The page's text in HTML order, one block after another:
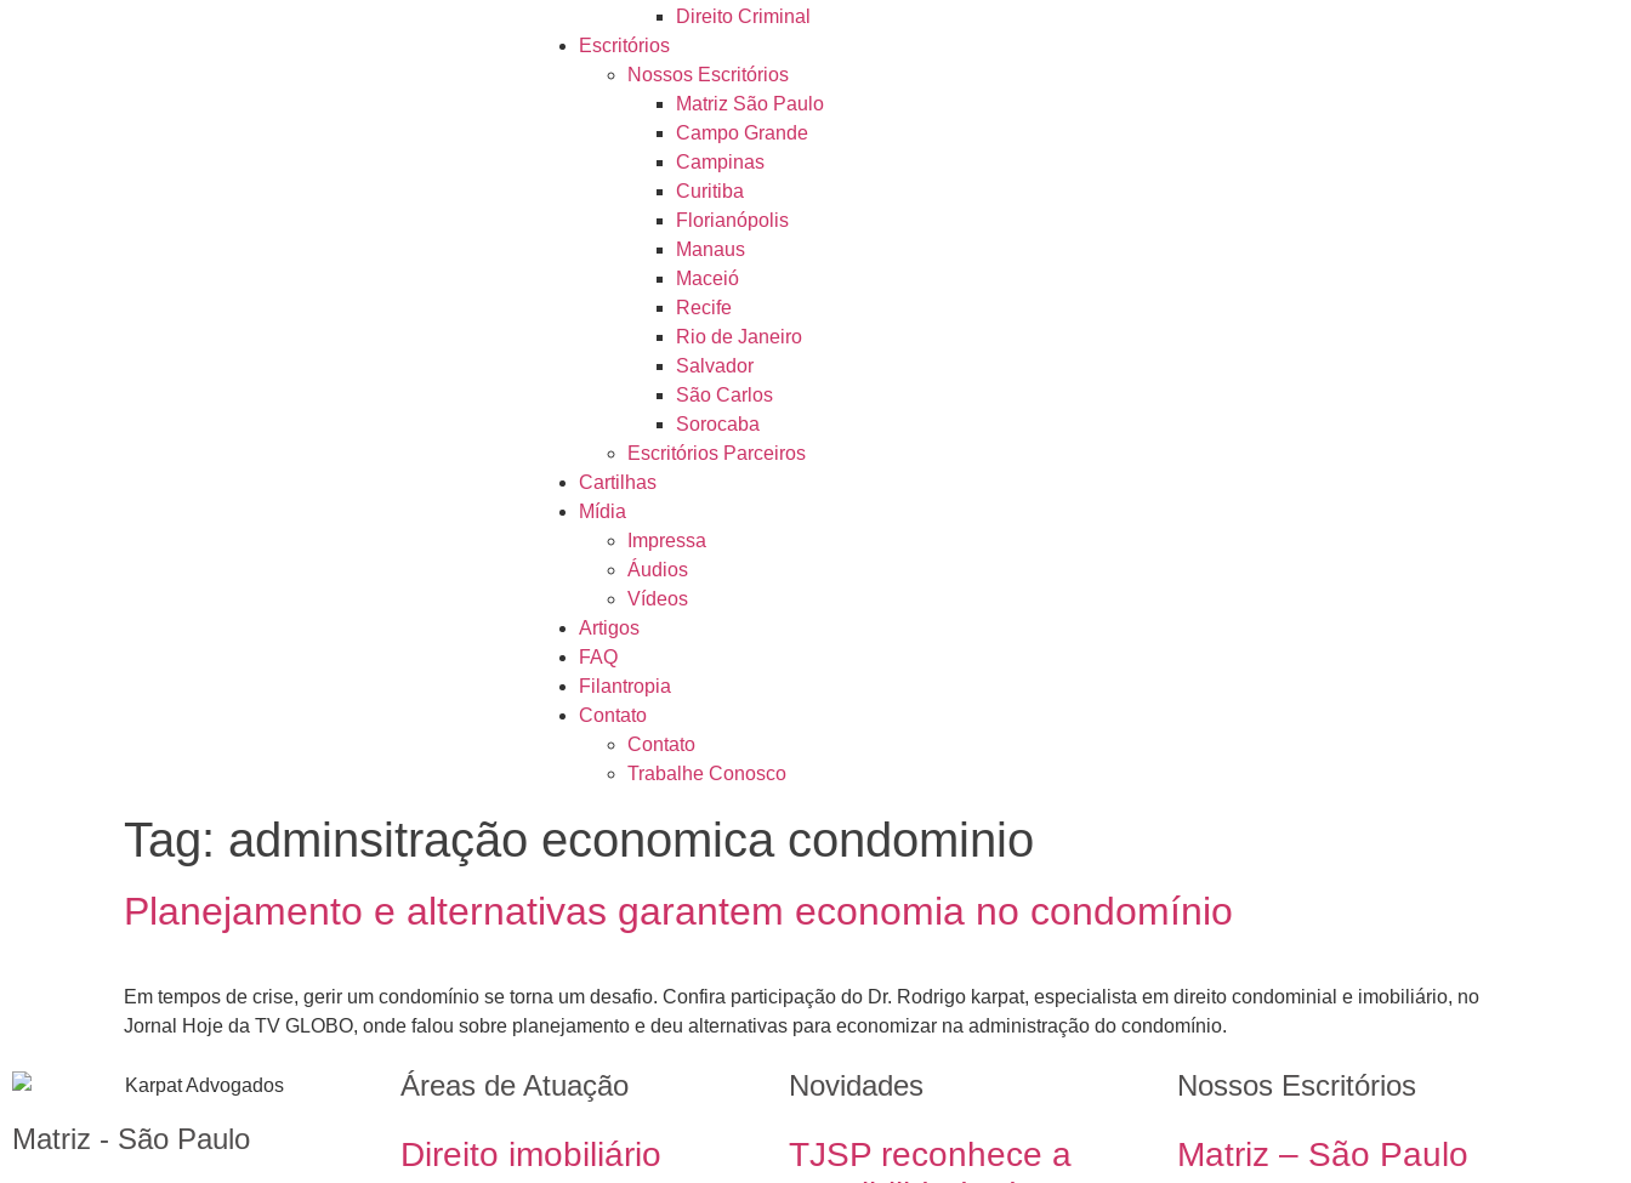
Direito Criminal
Escritórios
Nossos Escritórios
Matriz São Paulo
Campo Grande
Campinas
Curitiba
Florianópolis
Manaus
Maceió
Recife
Rio de Janeiro
Salvador
São Carlos
Sorocaba
Escritórios Parceiros
Cartilhas
Mídia
Impressa
Áudios
Vídeos
Artigos
FAQ
Filantropia
Contato
Contato
Trabalhe Conosco
Tag: adminsitração economica condominio
Planejamento e alternativas garantem economia no condomínio
Em tempos de crise, gerir um condomínio se torna um desafio. Confira participação do Dr. Rodrigo karpat, especialista em direito condominial e imobiliário, no
Jornal Hoje da TV GLOBO, onde falou sobre planejamento e deu alternativas para economizar na administração do condomínio.
Matriz - São Paulo
Áreas de Atuação
Direito imobiliário
Novidades
TJSP reconhece a
Nossos Escritórios
Matriz – São Paulo